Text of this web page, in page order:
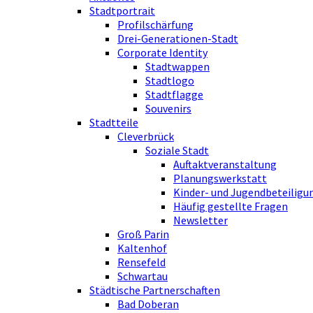
Stadtportrait
Profilschärfung
Drei-Generationen-Stadt
Corporate Identity
Stadtwappen
Stadtlogo
Stadtflagge
Souvenirs
Stadtteile
Cleverbrück
Soziale Stadt
Auftaktveranstaltung
Planungswerkstatt
Kinder- und
Häufig gestellte Fragen
Newsletter
Groß Parin
Kaltenhof
Rensefeld
Schwartau
Städtische Partnerschaften
Bad Doberan